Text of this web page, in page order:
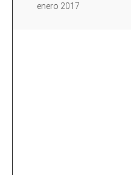
enero 2017